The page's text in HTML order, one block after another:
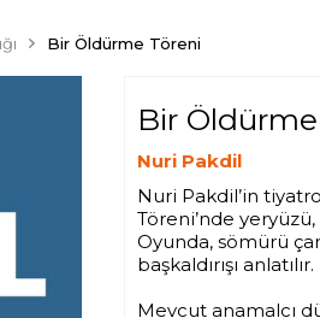
Bir Öldürme Töreni
Bir
Nuri Pakdil
Nuri Pakdil’in
Töreni’nde
Oyunda, sömürü
başkaldırışı anlatılır.
Mevcut anamalcı